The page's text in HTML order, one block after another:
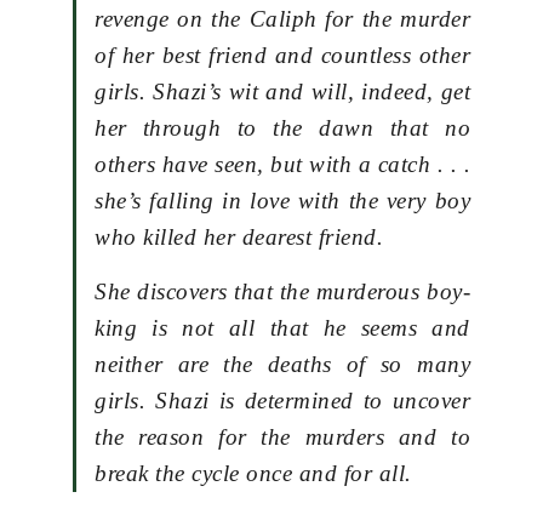
revenge on the Caliph for the murder
of her best friend and countless other
girls. Shazi’s wit and will, indeed, get
her through to the dawn that no
others have seen, but with a catch . . .
she’s falling in love with the very boy
who killed her dearest friend.
She discovers that the murderous boy-
king is not all that he seems and
neither are the deaths of so many
girls. Shazi is determined to uncover
the reason for the murders and to
break the cycle once and for all.